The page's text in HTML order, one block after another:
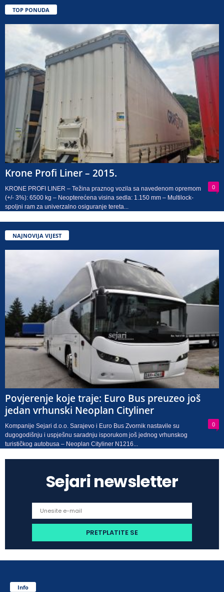
TOP PONUDA
Krone Profi Liner – 2015.
0
KRONE PROFI LINER – Težina praznog vozila sa navedenom opremom
(+/- 3%): 6500 kg – Neopterećena visina sedla: 1.150 mm – Multilock-
spoljni ram za univerzalno osiguranje tereta...
NAJNOVIJA VIJEST
Povjerenje koje traje: Euro Bus preuzeo još
jedan vrhunski Neoplan Cityliner
0
Kompanije Sejari d.o.o. Sarajevo i Euro Bus Zvornik nastavile su
dugogodišnju i uspješnu saradnju isporukom još jednog vrhunskog
turističkog autobusa – Neoplan Cityliner N1216...
Sejari newsletter
Info